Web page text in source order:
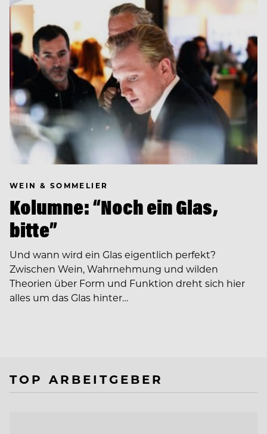
WEIN & SOMMELIER
Kolumne: “Noch ein Glas,
bitte”
Und wann wird ein Glas eigentlich perfekt?
Zwischen Wein, Wahrnehmung und wilden
Theorien über Form und Funktion dreht sich hier
alles um das Glas hinter…
TOP ARBEITGEBER